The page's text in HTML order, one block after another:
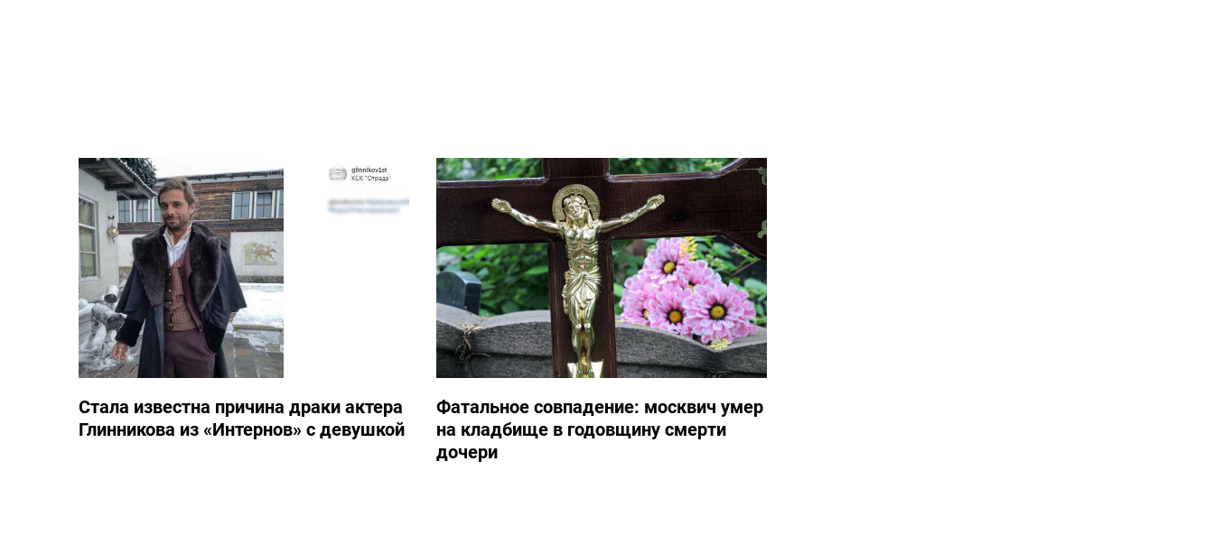
Стала известна причина драки актера
Глинникова из «Интернов» с девушкой
Фатальное совпадение: москвич умер
на кладбище в годовщину смерти
дочери